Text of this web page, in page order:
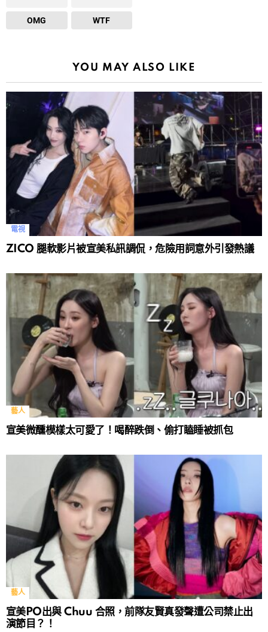
OMG WTF
YOU MAY ALSO LIKE
電視
ZICO 腿軟影片被宣美私訊調侃，危險用詞意外引發熱議
藝人
宣美微醺模樣太可愛了！喝醉跌倒、偷打瞌睡被抓包
藝人
宣美PO出與 Chuu 合照，前隊友賢真發聲遭公司禁止出
演節目？！